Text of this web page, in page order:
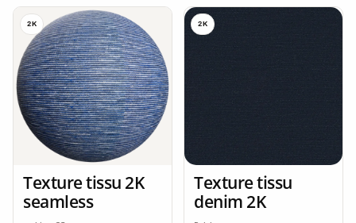
2K
Texture tissu 2K
seamless
2K
Texture tissu
denim 2K